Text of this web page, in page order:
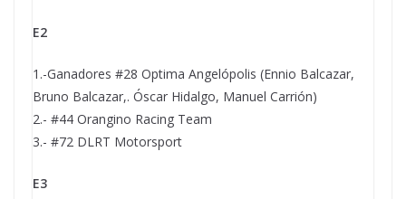
E2
1.-Ganadores #28 Optima Angelópolis (Ennio Balcazar,
Bruno Balcazar,. Óscar Hidalgo, Manuel Carrión)
2.- #44 Orangino Racing Team
3.- #72 DLRT Motorsport
E3